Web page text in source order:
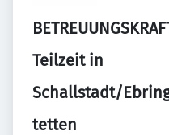
Teilzeit in
Schallstadt/
tetten